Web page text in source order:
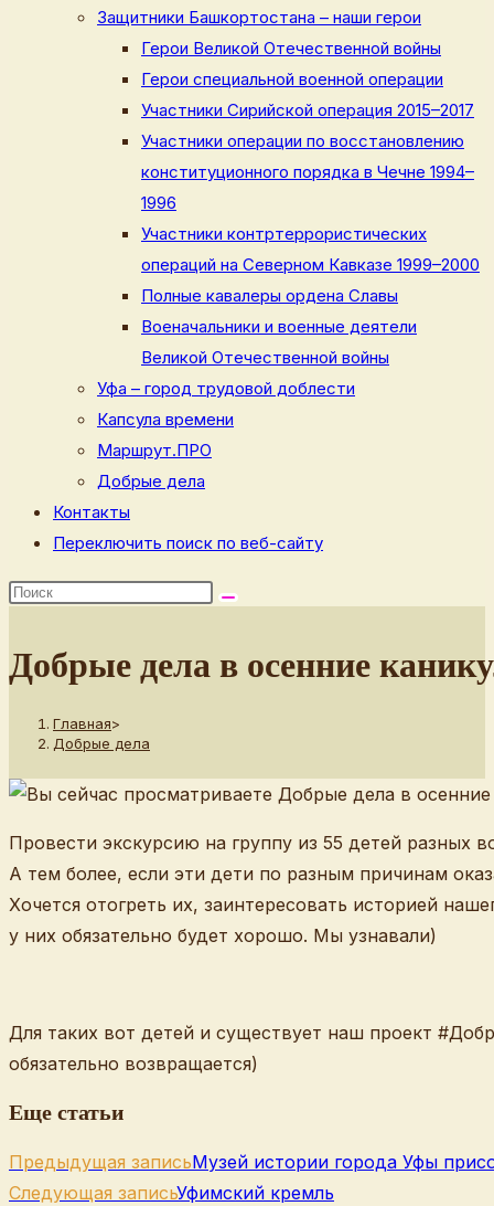
Защитники Башкортостана – наши герои
Герои Великой Отечественной войны
Герои специальной военной операции
Участники Сирийской операция 2015–2017
Участники операции по восстановлению
конституционного порядка в Чечне 1994–
1996
Участники контртеррористических
операций на Северном Кавказе 1999–2000
Полные кавалеры ордена Славы
Военачальники и военные деятели
Великой Отечественной войны
Уфа – город трудовой доблести
Капсула времени
Маршрут.ПРО
Добрые дела
Контакты
Переключить поиск по веб-сайту
Добрые дела в осенние
Главная>
Добрые дела
Провести экскурсию на группу из 55 детей разных
А тем более, если эти дети по разным причинам
Хочется отогреть их, заинтересовать историей
у них обязательно будет хорошо. Мы узнавали)
Для таких вот детей и существует наш проект
обязательно возвращается)
Еще статьи
Предыдущая записьМузей истории города Уфы
Следующая записьУфимский кремль